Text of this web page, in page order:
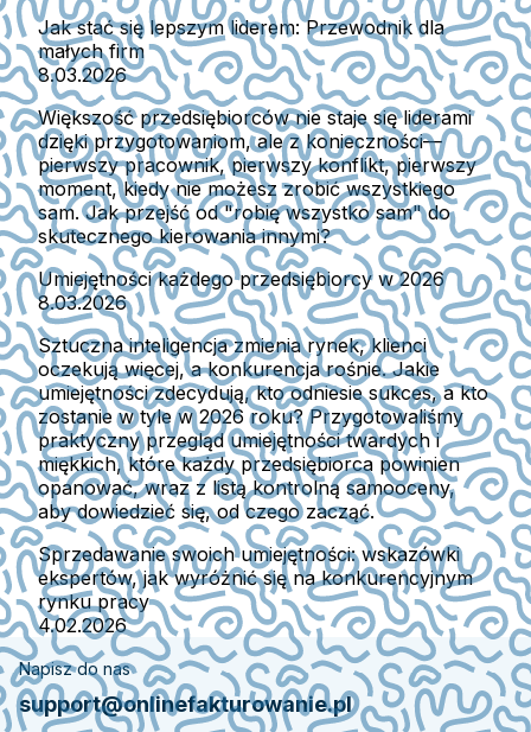
Jak stać się lepszym liderem: Przewodnik dla
małych firm
8.03.2026
Większość przedsiębiorców nie staje się liderami
dzięki przygotowaniom, ale z konieczności—
pierwszy pracownik, pierwszy konflikt, pierwszy
moment, kiedy nie możesz zrobić wszystkiego
sam. Jak przejść od "robię wszystko sam" do
skutecznego kierowania innymi?
Umiejętności każdego przedsiębiorcy w 2026
8.03.2026
Sztuczna inteligencja zmienia rynek, klienci
oczekują więcej, a konkurencja rośnie. Jakie
umiejętności zdecydują, kto odniesie sukces, a kto
zostanie w tyle w 2026 roku? Przygotowaliśmy
praktyczny przegląd umiejętności twardych i
miękkich, które każdy przedsiębiorca powinien
opanować, wraz z listą kontrolną samooceny,
aby dowiedzieć się, od czego zacząć.
Sprzedawanie swoich umiejętności: wskazówki
ekspertów, jak wyróżnić się na konkurencyjnym
rynku pracy
4.02.2026
Napisz do nas
support@onlinefakturowanie.pl